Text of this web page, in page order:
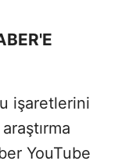
işaretlerini
YouTube